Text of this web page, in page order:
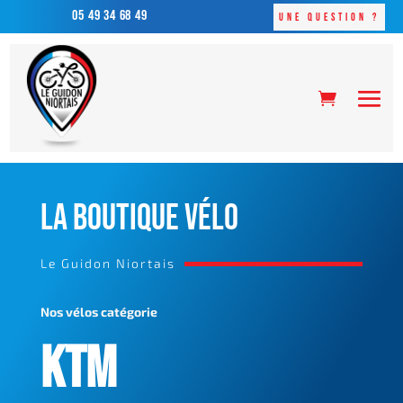
05 49 34 68 49 Une question ?
LA BOUTIQUE VÉLO
Le Guidon Niortais
Nos vélos catégorie
KTM